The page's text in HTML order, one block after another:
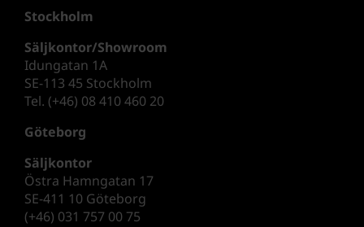
Stockholm
Säljkontor/Showroom
Idungatan 1A
SE-113 45 Stockholm
Tel. (+46) 08 410 460 20
Göteborg
Säljkontor
Östra Hamngatan 17
SE-411 10 Göteborg
(+46) 031 757 00 75